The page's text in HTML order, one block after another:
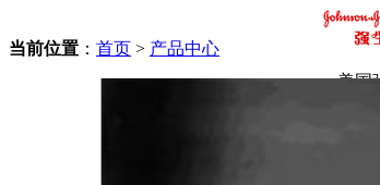
美国
当前位置 ： 首页 > 产品中心